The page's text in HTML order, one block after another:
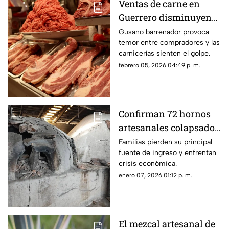
Ventas de carne en
Guerrero disminuyen
ante casos de gusano
barrenador
Gusano barrenador provoca
temor entre compradores y las
carnicerías sienten el golpe.
febrero 05, 2026 04:49 p. m.
Confirman 72 hornos
artesanales colapsados
en San Marcos por el
sismo del 2 de enero;
productores de pan
enfrentan crisis
Familias pierden su principal
fuente de ingreso y enfrentan
crisis económica.
enero 07, 2026 01:12 p. m.
El mezcal artesanal de